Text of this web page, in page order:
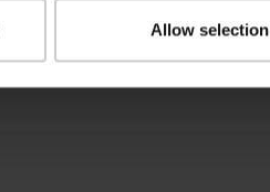
Allow selection